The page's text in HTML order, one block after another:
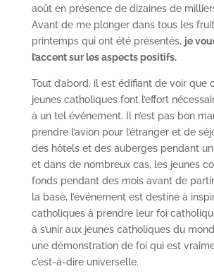
août en présence de dizaines de
Avant de me plonger dans tous les
printemps qui ont été présentés, je
l’accent sur les aspects positifs.
Tout d’abord, il est édifiant de voir que
jeunes catholiques font l’effort
à un tel événement. Il n’est pas bon
prendre l’avion pour l’étranger et de
des hôtels et des auberges pendant
et dans de nombreux cas, les jeunes
fonds pendant des mois avant de
la base, l’événement est destiné à
catholiques à prendre leur foi
à s’unir aux jeunes catholiques du
une démonstration de foi qui est
c’est-à-dire universelle.